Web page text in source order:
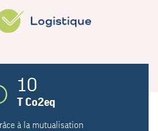
10
T Co2eq
à la mutualisation